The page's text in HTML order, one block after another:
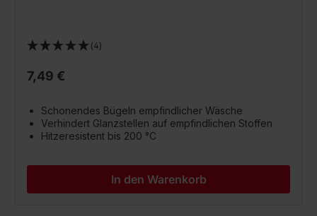
(4)
7,49 €
Schonendes Bügeln empfindlicher Wäsche
Verhindert Glanzstellen auf empfindlichen Stoffen
Hitzeresistent bis 200 °C
In den Warenkorb